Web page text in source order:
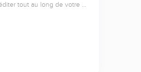
tout au long de votre …